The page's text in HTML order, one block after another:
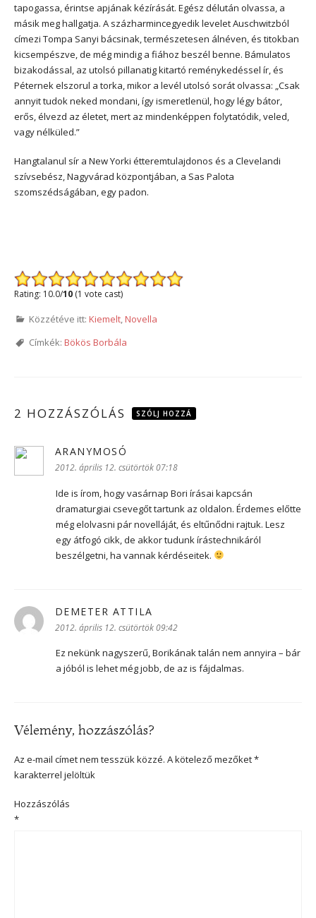
tapogassa, érintse apjának kézírását. Egész délután olvassa, a
másik meg hallgatja. A százharmincegyedik levelet Auschwitzból
címezi Tompa Sanyi bácsinak, természetesen álnéven, és titokban
kicsempészve, de még mindig a fiához beszél benne. Bámulatos
bizakodással, az utolsó pillanatig kitartó reménykedéssel ír, és
Péternek elszorul a torka, mikor a levél utolsó sorát olvassa: „Csak
annyit tudok neked mondani, így ismeretlenül, hogy légy bátor,
erős, élvezd az életet, mert az mindenképpen folytatódik, veled,
vagy nélküled.”
Hangtalanul sír a New Yorki étteremtulajdonos és a Clevelandi
szívsebész, Nagyvárad központjában, a Sas Palota
szomszédságában, egy padon.
Rating: 10.0/10 (1 vote cast)
Közzétéve itt: Kiemelt,Novella
Címkék: Bökös Borbála
2 HOZZÁSZÓLÁS SZÓLJ HOZZÁ
ARANYMOSÓ
2012. április 12. csütörtök 07:18
Ide is írom, hogy vasárnap Bori írásai kapcsán
dramaturgiai csevegőt tartunk az oldalon. Érdemes előtte
még elolvasni pár novelláját, és eltűnődni rajtuk. Lesz
egy átfogó cikk, de akkor tudunk írástechnikáról
beszélgetni, ha vannak kérdéseitek.
DEMETER ATTILA
2012. április 12. csütörtök 09:42
Ez nekünk nagyszerű, Borikának talán nem annyira – bár
a jóból is lehet még jobb, de az is fájdalmas.
Vélemény, hozzászólás?
Az e-mail címet nem tesszük közzé. A kötelező mezőket*
karakterrel jelöltük
Hozzászólás
*